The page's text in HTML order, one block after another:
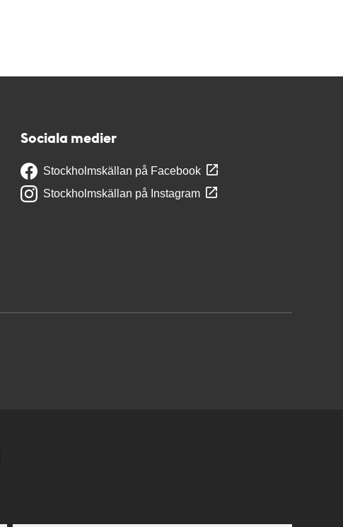
Sociala medier
Stockholmskällan på Facebook
Stockholmskällan på Instagram